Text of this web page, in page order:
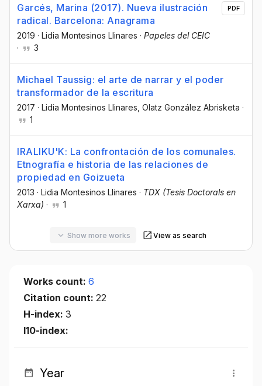
Garcés, Marina (2017). Nueva ilustración
radical. Barcelona: Anagrama
2019 · Lidia Montesinos Llinares · Papeles del CEIC
·
3
PDF
Michael Taussig: el arte de narrar y el poder
transformador de la escritura
2017 · Lidia Montesinos Llinares , Olatz González Abrisketa ·
1
IRALIKU'K: La confrontación de los comunales.
Etnografía e historia de las relaciones de
propiedad en Goizueta
2013 · Lidia Montesinos Llinares · TDX (Tesis Doctorals en
Xarxa) · 1
Show more works View as search
Works count: 6
Citation count: 22
H-index: 3
I10-index:
Year